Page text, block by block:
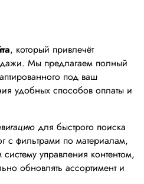
, который привлечёт
Мы предлагаем полный
под ваш
удобных способов оплаты и
для быстрого поиска
с фильтрами по материалам,
управления контентом,
обновлять ассортимент и